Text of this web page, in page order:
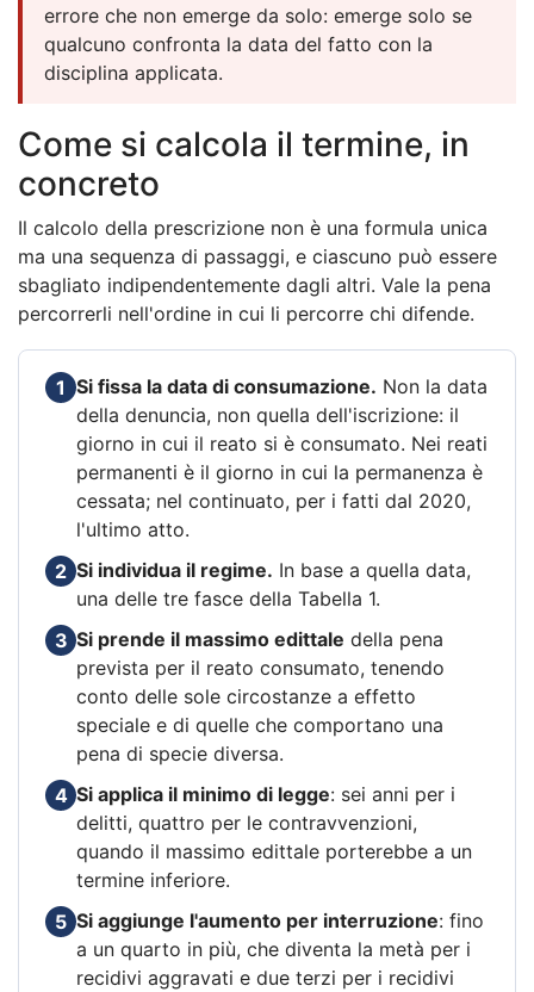
errore che non emerge da solo: emerge solo se
qualcuno confronta la data del fatto con la
disciplina applicata.
Come si calcola il termine, in
concreto
Il calcolo della prescrizione non è una formula unica
ma una sequenza di passaggi, e ciascuno può essere
sbagliato indipendentemente dagli altri. Vale la pena
percorrerli nell'ordine in cui li percorre chi difende.
1 Si fissa la data di consumazione. Non la data
della denuncia, non quella dell'iscrizione: il
giorno in cui il reato si è consumato. Nei reati
permanenti è il giorno in cui la permanenza è
cessata; nel continuato, per i fatti dal 2020,
l'ultimo atto.
2 Si individua il regime. In base a quella data,
una delle tre fasce della Tabella 1.
3 Si prende il massimo edittale della pena
prevista per il reato consumato, tenendo
conto delle sole circostanze a effetto
speciale e di quelle che comportano una
pena di specie diversa.
4 Si applica il minimo di legge: sei anni per i
delitti, quattro per le contravvenzioni,
quando il massimo edittale porterebbe a un
termine inferiore.
5 Si aggiunge l'aumento per interruzione: fino
a un quarto in più, che diventa la metà per i
recidivi aggravati e due terzi per i recidivi